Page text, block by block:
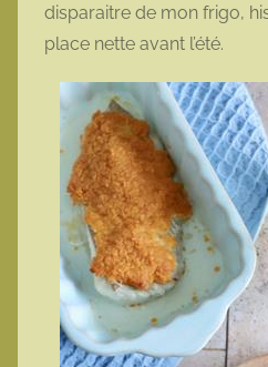
disparaitre de mon frigo,
place nette avant l’été.